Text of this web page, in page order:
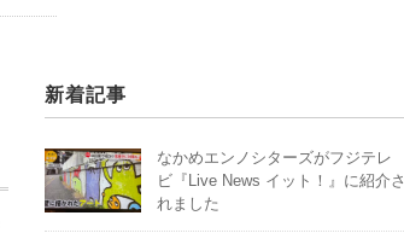
新着記事
なかめエンノシターズがフジテレ
ビ『Live News イット！』に紹介さ
れました